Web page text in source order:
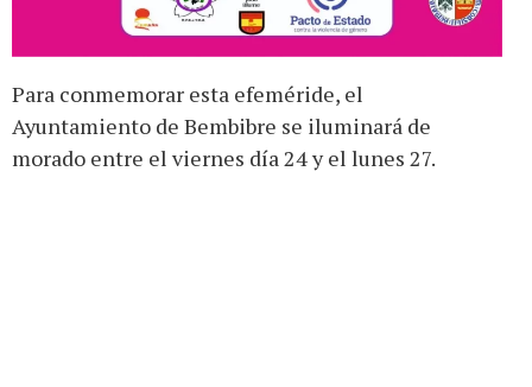
Para conmemorar esta efeméride, el
Ayuntamiento de Bembibre se iluminará de
morado entre el viernes día 24 y el lunes 27.